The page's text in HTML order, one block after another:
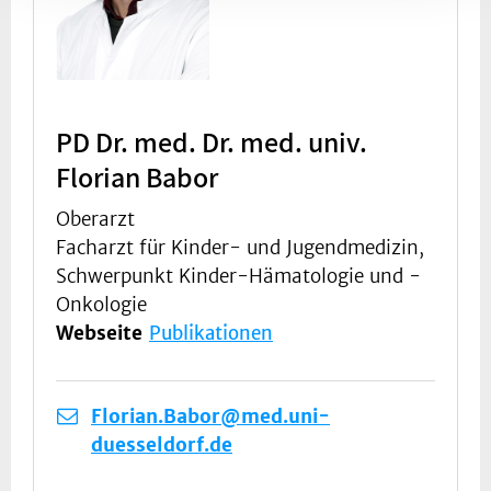
PD Dr. med. Dr. med. univ.
Florian Babor
Oberarzt
Facharzt für Kinder- und Jugendmedizin,
Schwerpunkt Kinder-Hämatologie und -
Onkologie
Webseite Publikationen
Florian.Babor@med.uni-
duesseldorf.de